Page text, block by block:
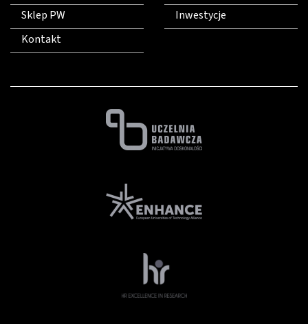
Sklep PW
Kontakt
Inwestycje